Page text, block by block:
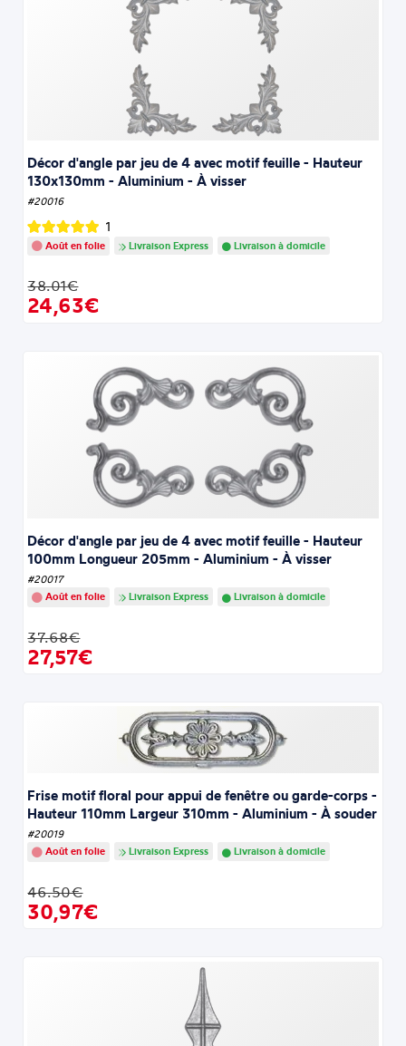
Décor d'angle par jeu de 4 avec motif feuille - Hauteur
130x130mm - Aluminium - À visser
#20016
1
Août en folie Livraison Express Livraison à domicile
38.01€
24,63€
Décor d'angle par jeu de 4 avec motif feuille - Hauteur
100mm Longueur 205mm - Aluminium - À visser
#20017
Août en folie
Livraison Express Livraison à domicile
37.68€
27,57€
Frise motif floral pour appui de fenêtre ou garde-corps -
Hauteur 110mm Largeur 310mm - Aluminium - À souder
#20019
Août en folie
Livraison Express Livraison à domicile
46.50€
30,97€